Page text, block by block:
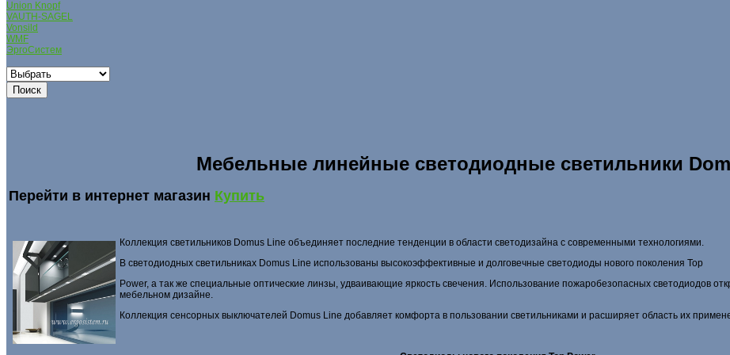
Union Knopf
VAUTH-SAGEL
Vonsild
WMF
ЭргоСистем
Мебельные линейные светодиодные светильники
Перейти в интернет магазин Купить
Коллекция светильников Domus Line объединяет последние тенденции в области светодизайна с современными технологиями.
В светодиодных светильниках Domus Line использованы высокоэффективные и долговечные светодиоды нового поколения Top
Power, а так же специальные оптические линзы, удваивающие яркость свечения. Использование пожаробезопасных светодиодов
мебельном дизайне.
Коллекция сенсорных выключателей Domus Line добавляет комфорта в пользовании светильниками и расширяет область их